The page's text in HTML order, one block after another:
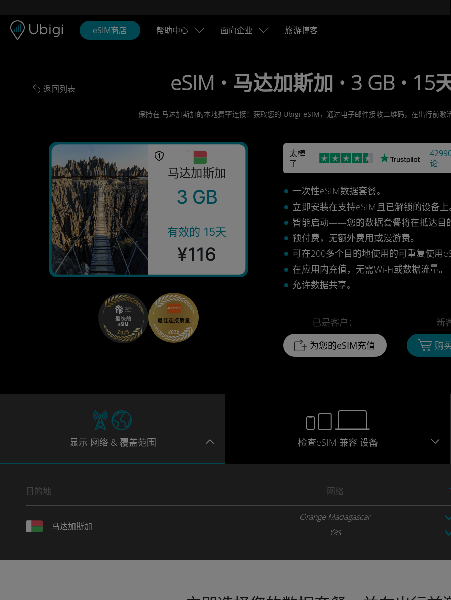
eSIM商店 帮助中心 面向企业 旅游博客
Back to list
返回列表 eSIM • 马达加斯加 • 3 GB • 15
保持在 马达加斯加的本地费率连接！获取您的 Ubigi eSIM，通过电子邮件接收二维码，在出行前激
马达加斯加
3 GB
有效的 15天
¥116
太棒
了
论
一次性eSIM数据套餐。
立即安装在支持eSIM且已解锁的设备
智能启动——您的数据套餐将在抵达目
预付费，无额外费用或漫游费。
可在200多个目的地使用的可重复使用
在应用内充值，无需Wi-Fi或数据流量。
允许数据共享。
已是客户：
为您的eSIM充值
新
购
显示 网络 & 覆盖范围 检查eSIM 兼容 设备
目的地 网络
马达加斯加
Orange Madagascar
Yas